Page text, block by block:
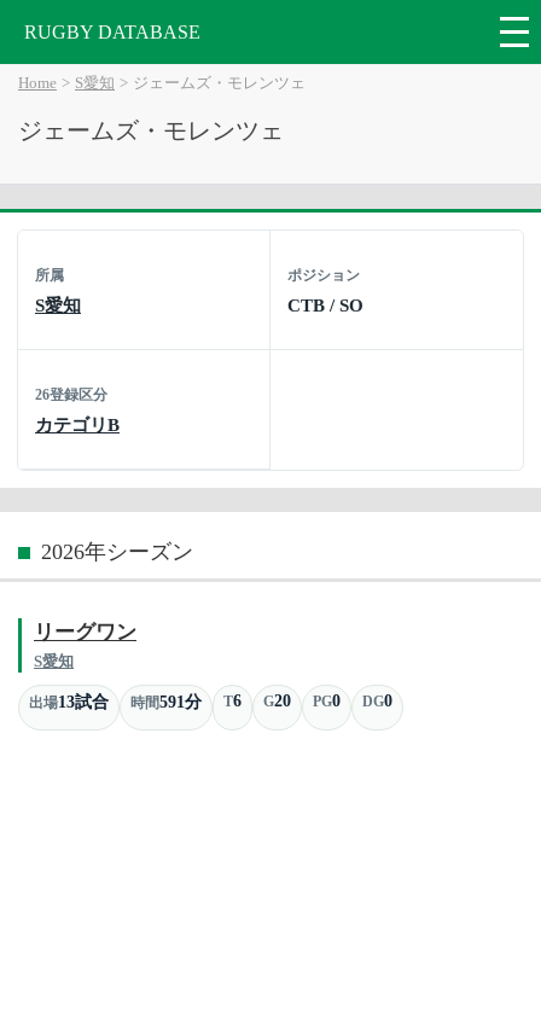
RUGBY DATABASE
Home S愛知 ジェームズ・モレンツェ
ジェームズ・モレンツェ
所属
S愛知
ポジション
CTB / SO
26登録区分
カテゴリB
2026年シーズン
リーグワン
S愛知
出場13試合 時間591分 T6 G20 PG0 DG0